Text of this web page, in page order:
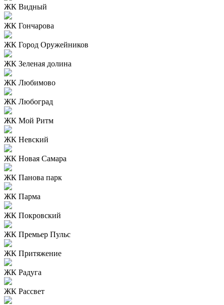
ЖК Видный
ЖК Гончарова
ЖК Город Оружейников
ЖК Зеленая долина
ЖК Любимово
ЖК Любоград
ЖК Мой Ритм
ЖК Невский
ЖК Новая Самара
ЖК Панова парк
ЖК Парма
ЖК Покровский
ЖК Премьер Пульс
ЖК Притяжение
ЖК Радуга
ЖК Рассвет